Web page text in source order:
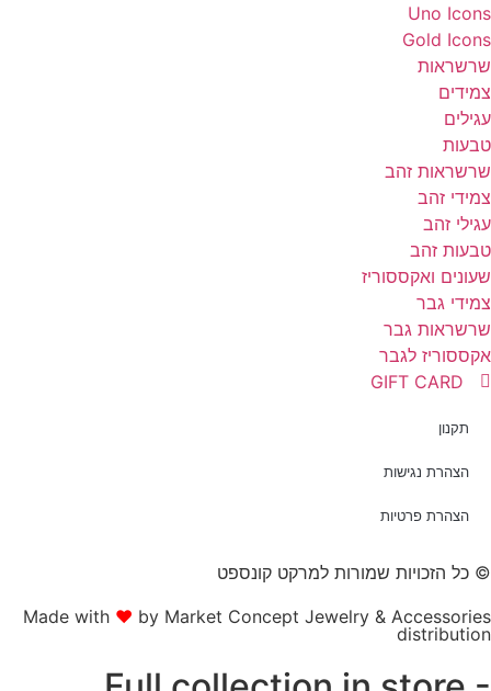
Uno Icons
Gold Icons
שרשראות
צמידים
עגילים
טבעות
שרשראות זהב
צמידי זהב
עגילי זהב
טבעות זהב
שעונים ואקססוריז
צמידי גבר
שרשראות גבר
אקססוריז לגבר
GIFT CARD
תקנון
הצהרת נגישות
הצהרת פרטיות
© כל הזכויות שמורות למרקט קונספט
Made with ❤ by Market Concept Jewelry & Accessories
distribution